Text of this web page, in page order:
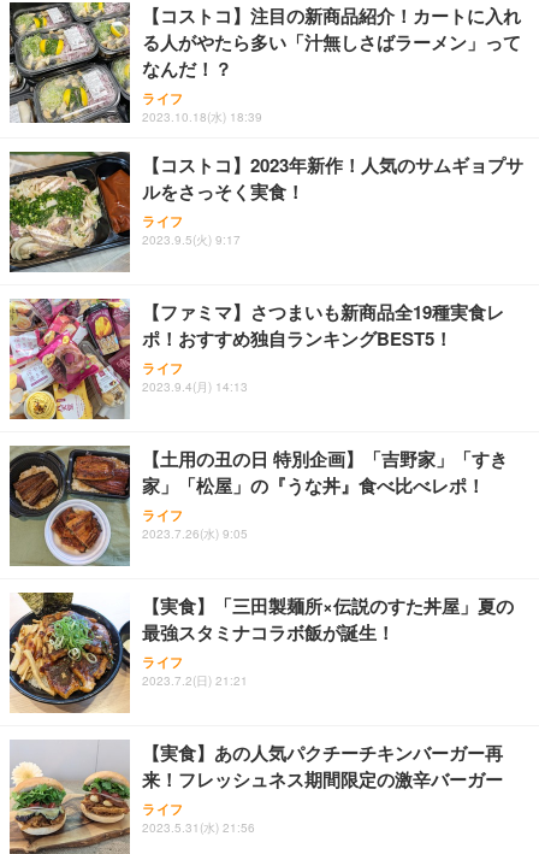
務用 おしゃれ パソコンチェア (ホワイト)
ANDWINT オフィスチェア デスクチェア 肘なし メ
ッシュ 通気性 ランバーサポート付き 腰サポート ガ
ス圧無段階昇降 360度回転 キャスター付き コンパク
ト 幅52×奥行58.5×高さ84～96cm テレワーク 在宅
￥4,139
【MiniLED/24.5inch/280Hz/FHD】GRAPHT THE S
HOOTER Gaming Monitor 24” Essential ゲーミン
グモニター QD 24.5インチ 1ms FHD 量子ドット 残
像低減 (3年保証 | 輝点保証 | 日本メーカー)
￥34,980
アイリスオーヤマ ペットシーツ 超厚型 お徳用 レギ
ュラー 200枚入【Amazon.co.jp限定】
￥3,731
【コストコ】注目の新商品紹介！カートに入れ
る人がやたら多い「汁無しさばラーメン」って
なんだ！？
ライフ
2023.10.18(水) 18:39
【コストコ】2023年新作！人気のサムギョプサ
ルをさっそく実食！
ライフ
2023.9.5(火) 9:17
【ファミマ】さつまいも新商品全19種実食レ
ポ！おすすめ独自ランキングBEST5！
ライフ
2023.9.4(月) 14:13
【土用の丑の日 特別企画】「吉野家」「すき
家」「松屋」の『うな丼』食べ比べレポ！
ライフ
2023.7.26(水) 9:05
【実食】「三田製麺所×伝説のすた丼屋」夏の
最強スタミナコラボ飯が誕生！
ライフ
2023.7.2(日) 21:21
【実食】あの人気パクチーチキンバーガー再
来！フレッシュネス期間限定の激辛バーガー
ライフ
2023.5.31(水) 21:56